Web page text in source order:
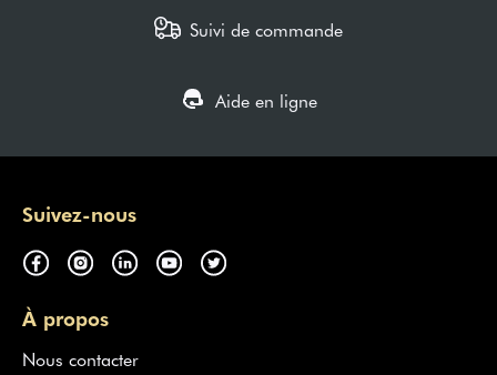
Suivi de commande
Aide en ligne
Suivez-nous
À propos
Nous contacter